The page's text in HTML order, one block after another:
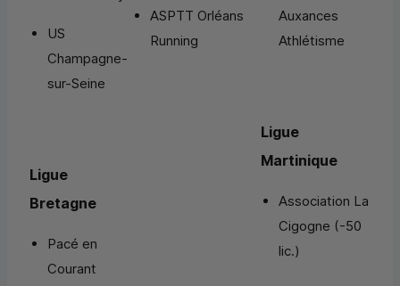
US
Champagne-
sur-Seine
Ligue
Bretagne
Pacé en
Courant
ASPTT Orléans
Running
Auxances
Athlétisme
Ligue
Martinique
Association La
Cigogne (-50
lic.)